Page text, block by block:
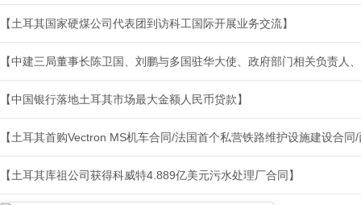
【土耳其国家硬煤公司代表团到访科工国际开展业务交流】
【中建三局董事长陈卫国、刘鹏与多国驻华大使、政府部门相关负责人
【中国银行落地土耳其市场最大金额人民币贷款】
【土耳其首购Vectron MS机车合同/法国首个私营铁路维护设施建设合
【土耳其库祖公司获得科威特4.889亿美元污水处理厂合同】